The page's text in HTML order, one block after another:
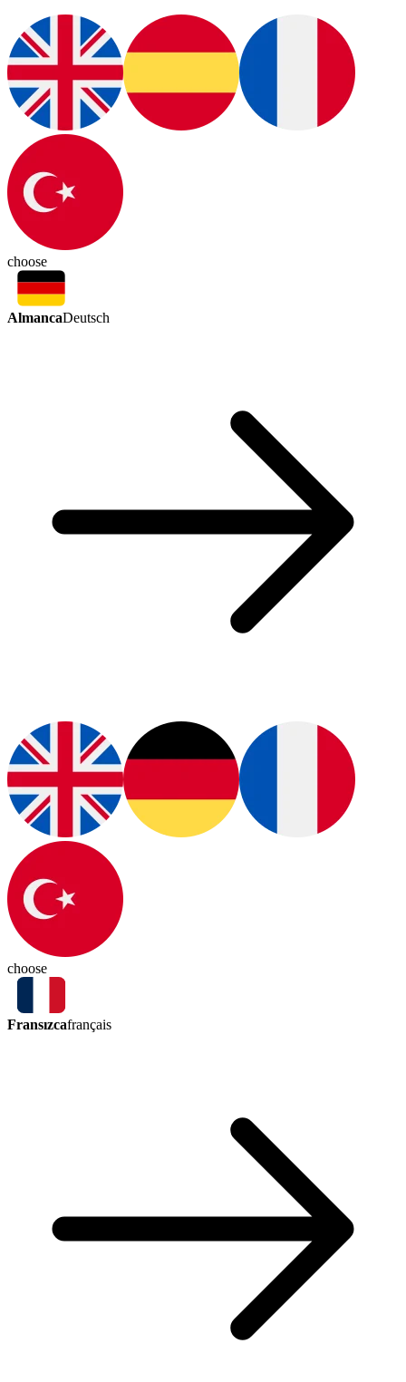
choose
AlmancaDeutsch
choose
Fransızcafrançais